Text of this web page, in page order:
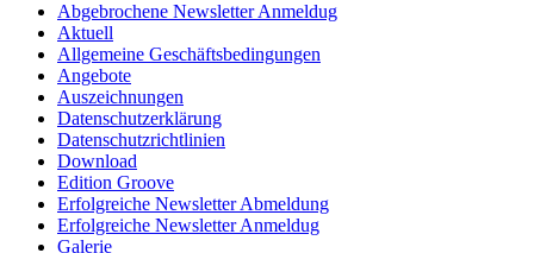
Abgebrochene Newsletter Anmeldug
Aktuell
Allgemeine Geschäftsbedingungen
Angebote
Auszeichnungen
Datenschutzerklärung
Datenschutzrichtlinien
Download
Edition Groove
Erfolgreiche Newsletter Abmeldung
Erfolgreiche Newsletter Anmeldug
Galerie